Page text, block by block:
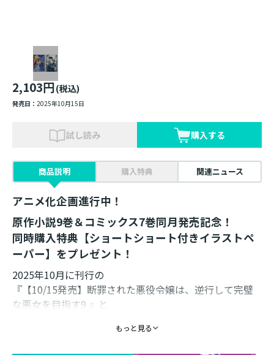
2,103円(税込)
発売日： 2025年10月15日
試し読み 購入する
商品説明 購入特典 関連ニュース
アニメ化企画進行中！
原作小説9巻＆コミックス7巻同月発売記念！
同時購入特典【ショートショート付きイラストペ
ーパー】をプレゼント！
2025年10月に刊行の
『【10/15発売】断罪された悪役令嬢は、逆行して完璧
な悪女を目指す9 』と
悪女を目指す＠COMIC 第7巻（コロナ・コミックス）』
もっと見る